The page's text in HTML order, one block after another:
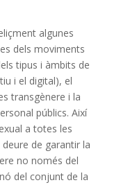
algunes
dels moviments
tipus i àmbits de
i el digital), el
transgènere i la
públics. Així
a totes les
de garantir la
no només del
del conjunt de la